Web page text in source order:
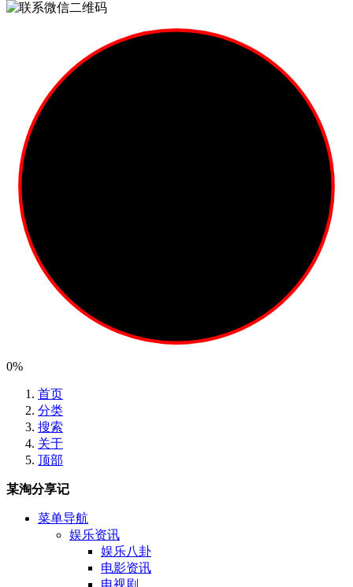
0%
首页
分类
搜索
关于
顶部
某淘分享记
菜单导航
娱乐资讯
娱乐八卦
电影资讯
电视剧